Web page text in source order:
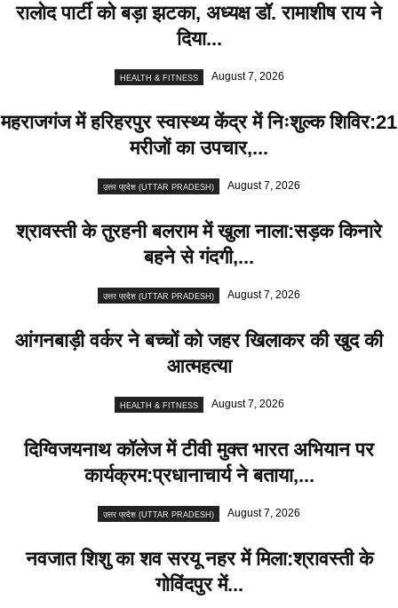
रालोद पार्टी को बड़ा झटका, अध्यक्ष डॉ. रामाशीष राय ने
दिया...
HEALTH & FITNESS August 7, 2026
महराजगंज में हरिहरपुर स्वास्थ्य केंद्र में निःशुल्क शिविर:21
मरीजों का उपचार,...
उत्तर प्रदेश (UTTAR PRADESH) August 7, 2026
श्रावस्ती के तुरहनी बलराम में खुला नाला:सड़क किनारे
बहने से गंदगी,...
उत्तर प्रदेश (UTTAR PRADESH) August 7, 2026
आंगनबाड़ी वर्कर ने बच्चों को जहर खिलाकर की खुद की
आत्महत्या
HEALTH & FITNESS August 7, 2026
दिग्विजयनाथ कॉलेज में टीवी मुक्त भारत अभियान पर
कार्यक्रम:प्रधानाचार्य ने बताया,...
उत्तर प्रदेश (UTTAR PRADESH) August 7, 2026
नवजात शिशु का शव सरयू नहर में मिला:श्रावस्ती के
गोविंदपुर में...